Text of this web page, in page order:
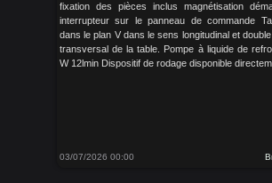
fixation des pièces inclus magnétisation
interrupteur sur le panneau de commande
dans le plan V dans le sens longitudinal et
transversal de la table. Pompe à liquide de
W 12lmin Dispositif de rodage disponible
03/07/2026 00:00